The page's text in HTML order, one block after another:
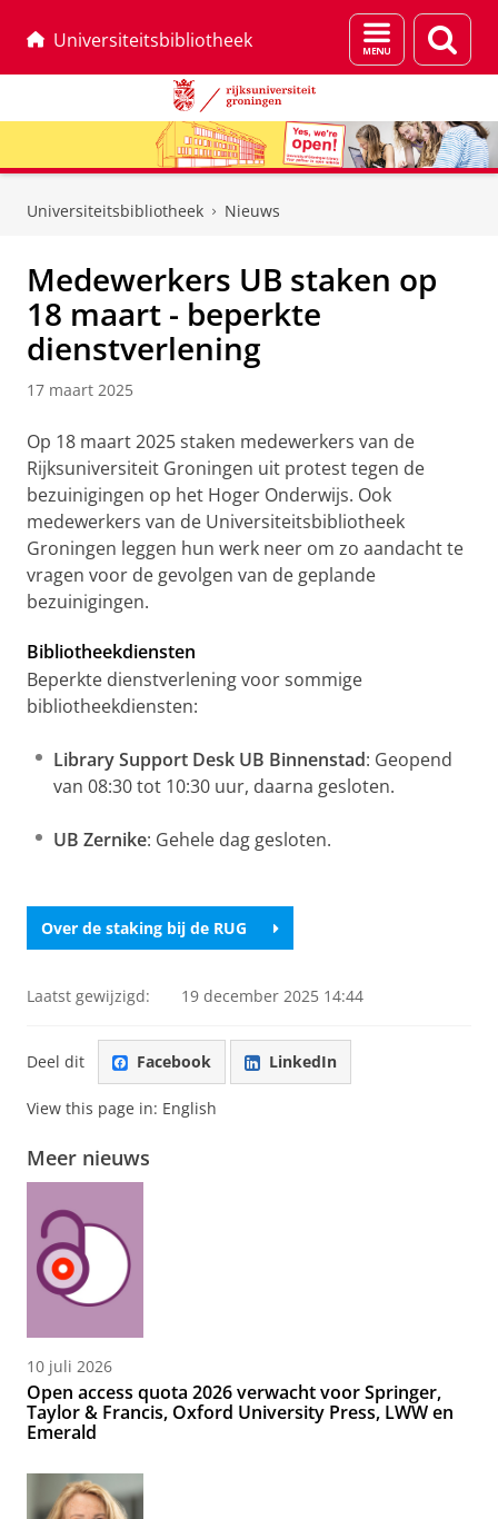
Universiteitsbibliotheek
Menu
en
Universiteitsbibliotheek Nieuws
Medewerkers UB staken op
18 maart - beperkte
dienstverlening
17 maart 2025
Op 18 maart 2025 staken medewerkers van de
Rijksuniversiteit Groningen uit protest tegen de
bezuinigingen op het Hoger Onderwijs. Ook
medewerkers van de Universiteitsbibliotheek
Groningen leggen hun werk neer om zo aandacht te
vragen voor de gevolgen van de geplande
bezuinigingen.
Bibliotheekdiensten
Beperkte dienstverlening voor sommige
bibliotheekdiensten:
Library Support Desk UB Binnenstad: Geopend
van 08:30 tot 10:30 uur, daarna gesloten.
UB Zernike: Gehele dag gesloten.
Over de staking bij de RUG
Laatst gewijzigd: 19 december 2025 14:44
Deel dit Facebook LinkedIn
View this page in: English
Meer nieuws
10 juli 2026
Open access quota 2026 verwacht voor Springer,
Taylor & Francis, Oxford University Press, LWW en
Emerald